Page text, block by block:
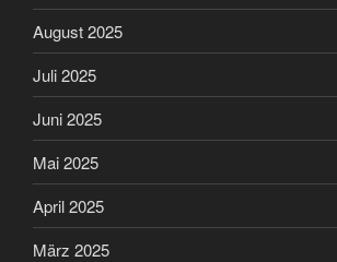
August 2025
Juli 2025
Juni 2025
Mai 2025
April 2025
März 2025